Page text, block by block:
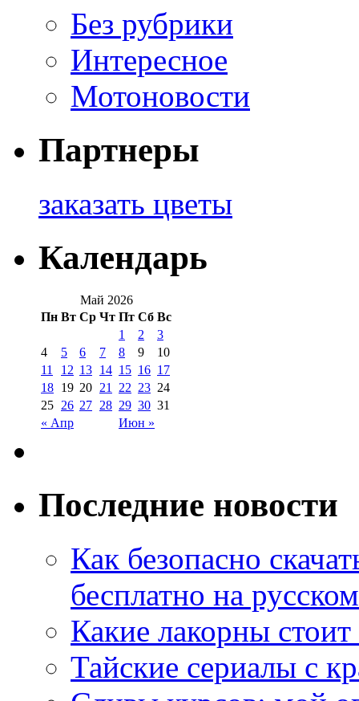
Без рубрики
Интересное
Мотоновости
Партнеры
заказать цветы
Календарь
Май 2026
Пн Вт Ср Чт Пт Сб Вс
« Апр Июн »
1 2
3
4
5 6 7 8 9
10
11
12 13 14 15 16 17
18 19 20 21 22 23 24
25 26 27 28 29 30 31
Последние новости
Как безопасно
бесплатно на
Какие лакорны
Тайские сериалы с